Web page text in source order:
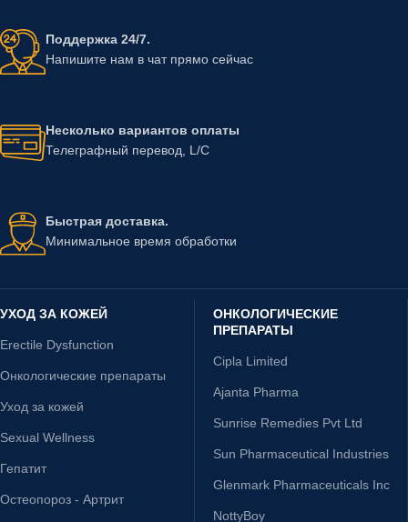
Поддержка 24/7.
Напишите нам в чат прямо сейчас
Несколько вариантов оплаты
Телеграфный перевод, L/C
Быстрая доставка.
Минимальное время обработки
УХОД ЗА КОЖЕЙ
Erectile Dysfunction
Онкологические препараты
Уход за кожей
Sexual Wellness
Гепатит
Остеопороз - Артрит
ОНКОЛОГИЧЕСКИЕ
ПРЕПАРАТЫ
Cipla Limited
Ajanta Pharma
Sunrise Remedies Pvt Ltd
Sun Pharmaceutical Industries
Glenmark Pharmaceuticals Inc
NottyBoy